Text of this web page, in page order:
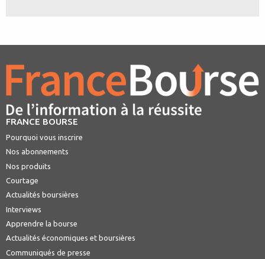
FRANCE BOURSE
Pourquoi vous inscrire
Nos abonnements
Nos produits
Courtage
Actualités boursières
Interviews
Apprendre la bourse
Actualités économiques et boursières
Communiqués de presse